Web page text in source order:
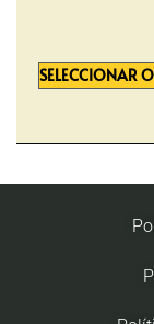
SELECCIONAR